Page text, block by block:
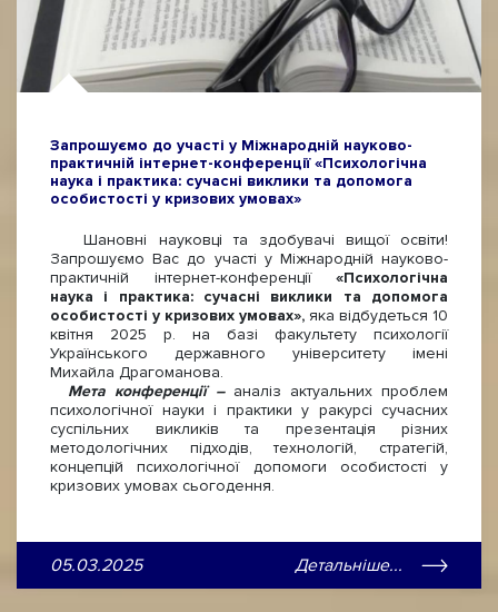
Запрошуємо до участі у Міжнародній науково-
практичній інтернет-конференції «Психологічна
наука і практика: сучасні виклики та допомога
особистості у кризових умовах»
Шановні науковці та здобувачі вищої освіти!
Запрошуємо Вас до участі у Міжнародній науково-
практичній інтернет-конференції «Психологічна
наука і практика:
сучасні виклики та допомога
особистості у кризових умовах», яка відбудеться 10
квітня 2025 р. на базі факультету психології
Українського державного університету імені
Михайла Драгоманова.
Мета конференції – аналіз актуальних проблем
психологічної науки і практики у ракурсі сучасних
суспільних викликів та презентація різних
методологічних підходів, технологій, стратегій,
концепцій психологічної допомоги особистості у
кризових умовах сьогодення.
05.03.2025 Детальніше...